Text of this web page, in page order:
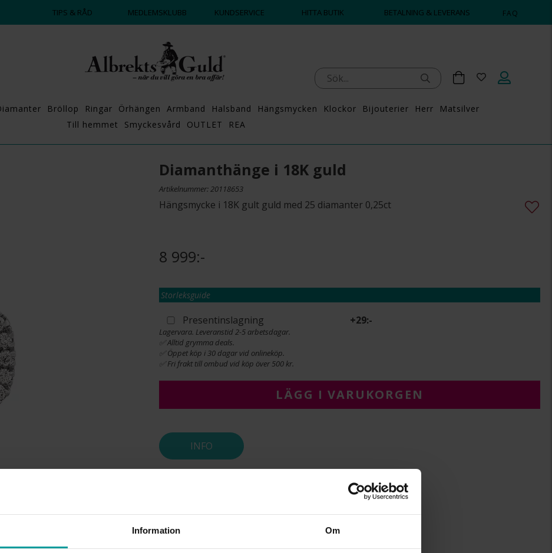
Information Om
DAGS ATT POPPA?
TIPS & RÅD MEDLEMSKLUBB KUNDSERVICE HITTA BUTIK BETALNING & LEVERANS FAQ
Bröllop Ringar Örhängen Armband Halsband Hängsmycken Klockor Bijouterier Herr
Matsilver
Till hemmet
Smyckesvård OUTLET REA
Diamanthänge i 18K guld
Artikelnummer: 20118653
Hängsmycke i 18K gult guld med 25 diamanter 0,25ct
8 999:-
Storleksguide
Presentinslagning +29:-
Lagervara. Leveranstid 2-5 arbetsdagar.
✅ Alltid grymma deals.
✅ Öppet köp i 30 dagar vid onlineköp.
✅ Fri frakt till ombud vid köp över 500 kr.
LÄGG I VARUKORGEN
INFO
MATERIAL
Guld
ÄDELMETALL